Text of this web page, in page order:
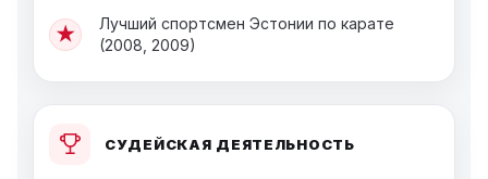
★
Лучший спортсмен Эстонии по карате
(2008, 2009)
СУДЕЙСКАЯ ДЕЯТЕЛЬНОСТЬ